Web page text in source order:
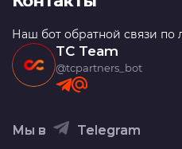
Наш бот обратной связи
TC Team
@tcpartners_bot
Мы в Telegram